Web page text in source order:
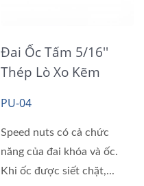
Đai Ốc Tấm 5/16''
Thép Lò Xo Kẽm
PU-04
Speed nuts có cả chức
năng của đai khóa và ốc.
Khi ốc được siết chặt,...